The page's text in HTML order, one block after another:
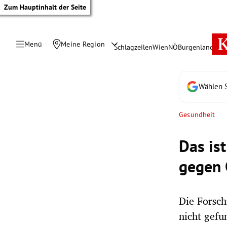
Zum Hauptinhalt der Seite
Menü Meine Region SchlagzeilenWienNÖBurgenland
Wählen
Gesundheit
Das
gegen
Die
nicht